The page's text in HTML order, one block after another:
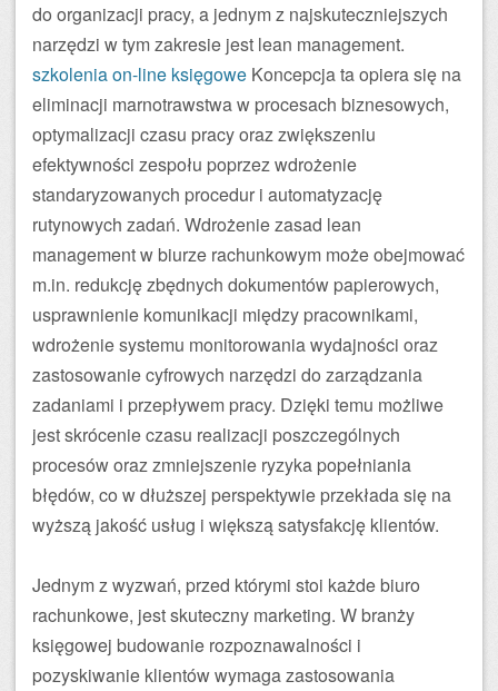
do organizacji pracy, a jednym z najskuteczniejszych
narzędzi w tym zakresie jest lean management.
szkolenia on-line księgowe Koncepcja ta opiera się na
eliminacji marnotrawstwa w procesach biznesowych,
optymalizacji czasu pracy oraz zwiększeniu
efektywności zespołu poprzez wdrożenie
standaryzowanych procedur i automatyzację
rutynowych zadań. Wdrożenie zasad lean
management w biurze rachunkowym może obejmować
m.in. redukcję zbędnych dokumentów papierowych,
usprawnienie komunikacji między pracownikami,
wdrożenie systemu monitorowania wydajności oraz
zastosowanie cyfrowych narzędzi do zarządzania
zadaniami i przepływem pracy. Dzięki temu możliwe
jest skrócenie czasu realizacji poszczególnych
procesów oraz zmniejszenie ryzyka popełniania
błędów, co w dłuższej perspektywie przekłada się na
wyższą jakość usług i większą satysfakcję klientów.
Jednym z wyzwań, przed którymi stoi każde biuro
rachunkowe, jest skuteczny marketing. W branży
księgowej budowanie rozpoznawalności i
pozyskiwanie klientów wymaga zastosowania